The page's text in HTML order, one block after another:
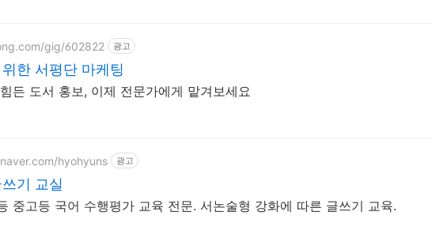
gig/602822 광고
한 서평단 마케팅
든 도서 홍보, 이제 전문가에게 맡겨보세요
hyohyuns 광고
기 교실
중고등 국어 수행평가 교육 전문. 서논술형 강화에 따른 글쓰기 교육.